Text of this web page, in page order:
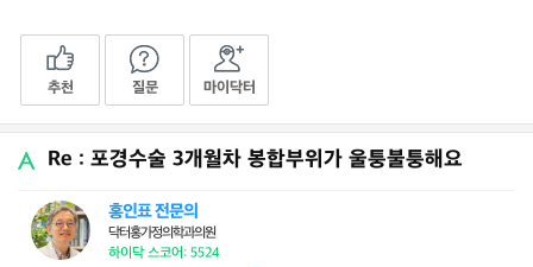
추천 질문 마이닥터
Re : 포경수술 3개월차 봉합부위가 울퉁불퉁해요
홍인표 전문의
닥터홍가정의학과의원
하이닥 스코어: 5524